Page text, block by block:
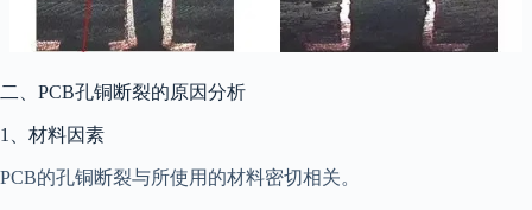
二、PCB孔铜断裂的原因分析
1、材料因素
PCB的孔铜断裂与所使用的材料密切相关。